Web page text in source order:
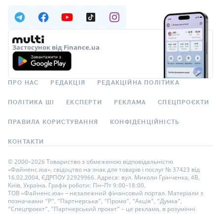
Застосунок від Finance.ua
ПРО НАС РЕДАКЦІЯ РЕДАКЦІЙНА ПОЛІТИКА
ПОЛІТИКА ШІ ЕКСПЕРТИ РЕКЛАМА СПЕЦПРОЄКТИ
ПРАВИЛА КОРИСТУВАННЯ КОНФІДЕНЦІЙНІСТЬ
КОНТАКТИ
© 2000–2026 Товариство з обмеженою відповідальністю
«Файненс.юа», свідоцтво на знак для товарів і послуг № 37423 від
16.02.2004, ЄДРПОУ 22929966. Адреса: вул. Миколи Грінченка, 4В,
Київ, Україна. Графік роботи: Пн–Пт 9:00–18:00.
ТОВ «Файненс.юа» – незалежний фінансовий портал. Матеріали з
позначками “Р”, “Партнерська”, “Промо”, “Акція”, “Думка”,
“Спецпроєкт”, “Партнерський проєкт” – це реклама, в розумінні